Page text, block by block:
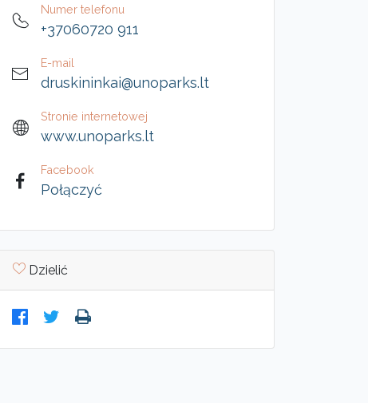
Numer telefonu
+37060720 911
E-mail
druskininkai@unoparks.lt
Stronie internetowej
www.unoparks.lt
Facebook
Połączyć
Dzielić